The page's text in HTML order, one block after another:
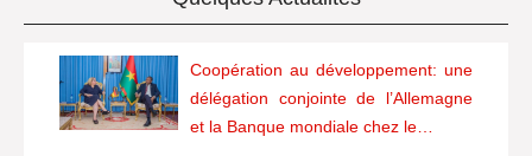
Coopération au développement: une
délégation conjointe de l’Allemagne
et la Banque mondiale chez le…